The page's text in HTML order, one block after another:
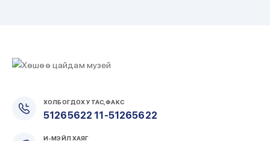
ХОЛБОГДОХ УТАС, ФАКС
51265622 11-51265622
И-МЭЙЛ ХАЯГ